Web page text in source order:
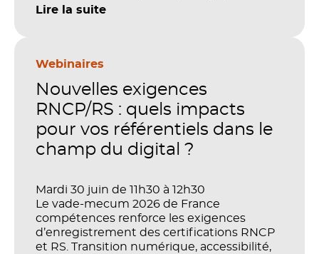
performance et de preuve de valeur. IA,
stratégique. Mais comment démontrer
investissements sur les compétences, la
productivité et la performance des
Lire la suite
Webinaires
Nouvelles exigences
RNCP/RS : quels impacts
pour vos référentiels dans le
champ du digital ?
Mardi 30 juin de 11h30 à 12h30
Le vade-mecum 2026 de France
compétences renforce les exigences
d’enregistrement des certifications RNCP
et RS. Transition numérique, accessibilité,